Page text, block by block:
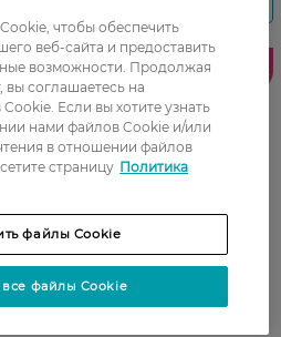
-20%
продаж
чтобы обеспечить
веб-сайта и предоставить
возможности. Продолжая
вы соглашаетесь на
Если вы хотите узнать
нами файлов Cookie и/или
в отношении файлов
страницу Политика
файлы Cookie
все файлы Cookie